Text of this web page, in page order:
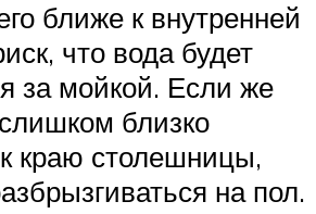
ближе к внутренней
что вода будет
за мойкой. Если же
близко
краю столешницы,
на пол.